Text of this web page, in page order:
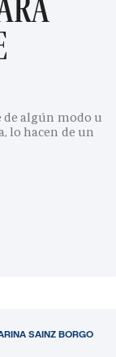
de algún modo u
lo hacen de un
SAINZ BORGO